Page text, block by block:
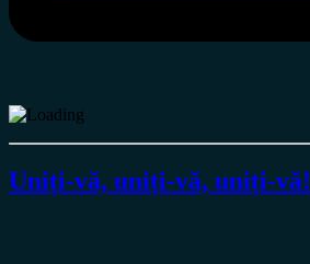
Uniți-vă, uniți-vă, uniți-vă!